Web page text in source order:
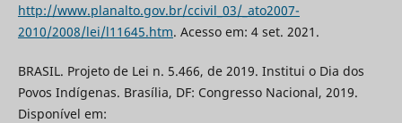
http://www.planalto.gov.br/ccivil_03/_ato2007-
2010/2008/lei/l11645.htm. Acesso em: 4 set. 2021.
BRASIL. Projeto de Lei n. 5.466, de 2019. Institui o Dia dos
Povos Indígenas. Brasília, DF: Congresso Nacional, 2019.
Disponível em: